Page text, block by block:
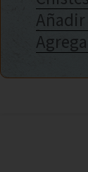
Añadir